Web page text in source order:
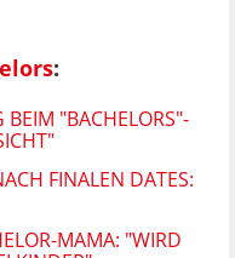
:
BEIM "BACHELORS"-
FINALEN DATES:
MAMA: "WIRD